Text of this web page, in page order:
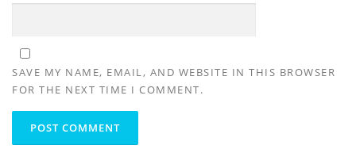
SAVE MY NAME, EMAIL, AND WEBSITE IN THIS BROWSER
FOR THE NEXT TIME I COMMENT.